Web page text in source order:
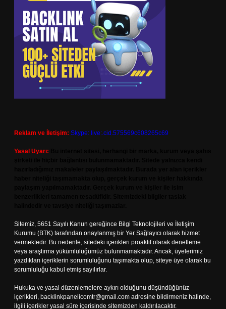
Reklam ve İletişim: Skype: live:.cid.575569c608265c69
Yasal Uyarı:
Sitemiz, 5651 Sayılı Kanun gereğince Bilgi Teknolojileri ve İletişim
Kurumu (BTK) tarafından onaylanmış bir Yer Sağlayıcı olarak hizmet
vermektedir. Bu nedenle, sitedeki içerikleri proaktif olarak denetleme
veya araştırma yükümlülüğümüz bulunmamaktadır. Ancak, üyelerimiz
yazdıkları içeriklerin sorumluluğunu taşımakta olup, siteye üye olarak bu
sorumluluğu kabul etmiş sayılırlar.
Hukuka ve yasal düzenlemelere aykırı olduğunu düşündüğünüz
içerikleri, backlinkpanelicomtr@gmail.com adresine bildirmeniz halinde,
ilgili içerikler yasal süre içerisinde sitemizden kaldırılacaktır.